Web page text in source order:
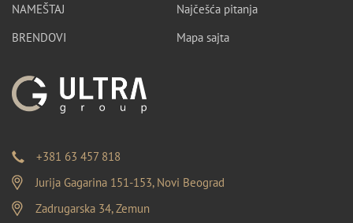
NAMEŠTAJ
BRENDOVI
Najčešća pitanja
Mapa sajta
+381 63 457 818
Jurija Gagarina 151-153, Novi Beograd
Zadrugarska 34, Zemun